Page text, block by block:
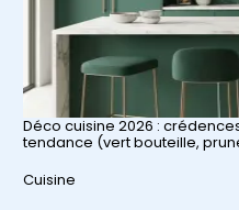
Déco cuisine 2026 :
tendance (vert bouteille,
Par rapport à
Cuisine